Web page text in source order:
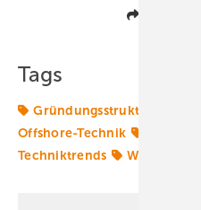
Tags
Gründungsstruktur
Offshore-Technik
Techniktrends
Windtechnik